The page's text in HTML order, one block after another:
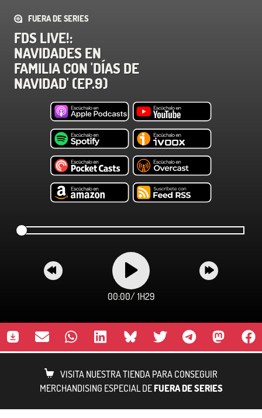
FUERA DE SERIES
FDS LIVE!:
NAVIDADES EN
FAMILIA CON 'DÍAS DE
NAVIDAD' (EP.9)
00:00/ 1H29
VISITA NUESTRA TIENDA PARA CONSEGUIR
MERCHANDISING ESPECIAL DEFUERA DE SERIES